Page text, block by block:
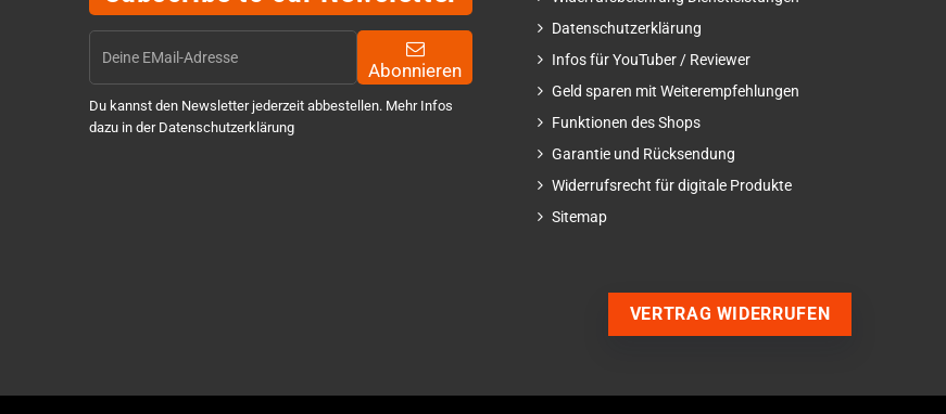
Abonnieren
Du kannst den Newsletter jederzeit abbestellen. Mehr Infos
dazu in der Datenschutzerklärung
Datenschutzerklärung
Infos für YouTuber / Reviewer
Geld sparen mit Weiterempfehlungen
Funktionen des Shops
Garantie und Rücksendung
Widerrufsrecht für digitale Produkte
Sitemap
VERTRAG WIDERRUFEN